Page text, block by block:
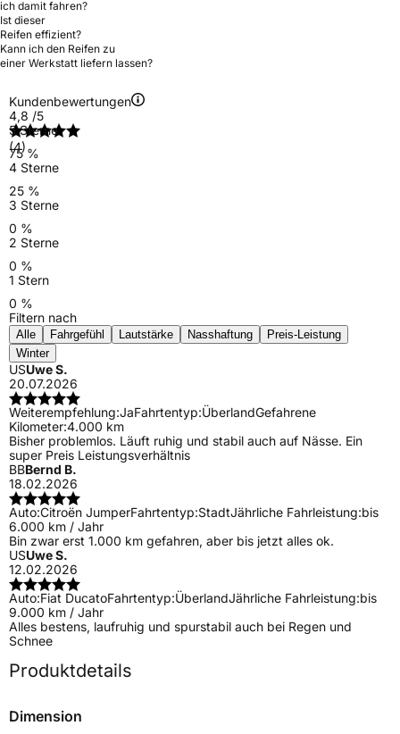
ich damit fahren?
Ist dieser
Reifen effizient?
Kann ich den Reifen zu
einer Werkstatt liefern lassen?
Kundenbewertungen
4,8 /5
(4)
5 Sterne
75 %
4 Sterne
25 %
3 Sterne
0 %
2 Sterne
0 %
1 Stern
0 %
Filtern nach
Alle Fahrgefühl Lautstärke Nasshaftung
Preis-Leistung
Winter
USUwe S.
20.07.2026
Weiterempfehlung:JaFahrtentyp:ÜberlandGefahrene
Kilometer:4.000 km
Bisher problemlos. Läuft ruhig und stabil auch auf Nässe. Ein
super Preis Leistungsverhältnis
BBBernd B.
18.02.2026
Auto:Citroën JumperFahrtentyp:StadtJährliche Fahrleistung:bis
6.000 km / Jahr
Bin zwar erst 1.000 km gefahren, aber bis jetzt alles ok.
USUwe S.
12.02.2026
Auto:Fiat DucatoFahrtentyp:ÜberlandJährliche Fahrleistung:bis
9.000 km / Jahr
Alles bestens, laufruhig und spurstabil auch bei Regen und
Schnee
Produktdetails
Dimension